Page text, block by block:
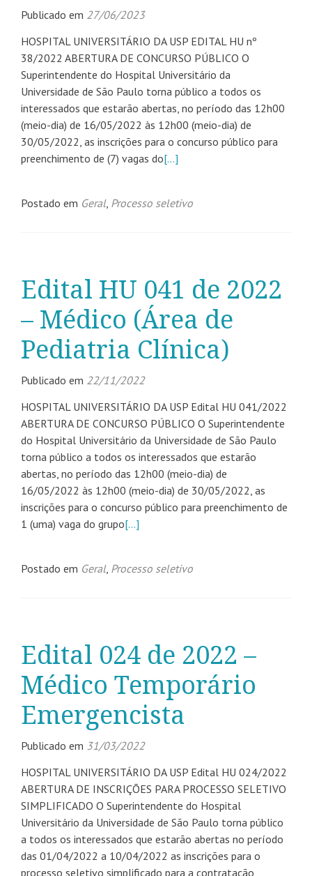
Publicado em 27/06/2023
HOSPITAL UNIVERSITÁRIO DA USP EDITAL HU nº
38/2022 ABERTURA DE CONCURSO PÚBLICO O
Superintendente do Hospital Universitário da
Universidade de São Paulo torna público a todos os
interessados que estarão abertas, no período das 12h00
(meio-dia) de 16/05/2022 às 12h00 (meio-dia) de
30/05/2022, as inscrições para o concurso público para
preenchimento de (7) vagas do[…]
Postado em Geral, Processo seletivo
Edital HU 041 de 2022
– Médico (Área de
Pediatria Clínica)
Publicado em 22/11/2022
HOSPITAL UNIVERSITÁRIO DA USP Edital HU 041/2022
ABERTURA DE CONCURSO PÚBLICO O Superintendente
do Hospital Universitário da Universidade de São Paulo
torna público a todos os interessados que estarão
abertas, no período das 12h00 (meio-dia) de
16/05/2022 às 12h00 (meio-dia) de 30/05/2022, as
inscrições para o concurso público para preenchimento de
1 (uma) vaga do grupo[…]
Postado em Geral, Processo seletivo
Edital 024 de 2022 –
Médico Temporário
Emergencista
Publicado em 31/03/2022
HOSPITAL UNIVERSITÁRIO DA USP Edital HU 024/2022
ABERTURA DE INSCRIÇÕES PARA PROCESSO SELETIVO
SIMPLIFICADO O Superintendente do Hospital
Universitário da Universidade de São Paulo torna público
a todos os interessados que estarão abertas no período
das 01/04/2022 a 10/04/2022 as inscrições para o
processo seletivo simplificado para a contratação